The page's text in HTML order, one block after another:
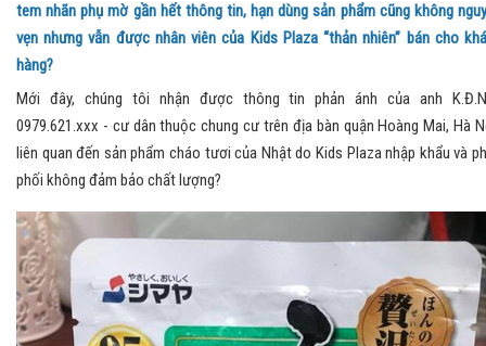
tem nhãn phụ mờ gần hết thông tin, hạn dùng sản phẩm cũng không
vẹn nhưng vẫn được nhân viên của Kids Plaza “thản nhiên” bán cho
hàng?
Mới đây, chúng tôi nhận được thông tin phản ánh của anh
0979.621.xxx - cư dân thuộc chung cư trên địa bàn quận Hoàng Mai, Hà
liên quan đến sản phẩm cháo tươi của Nhật do Kids Plaza nhập khẩu và
phối không đảm bảo chất lượng?